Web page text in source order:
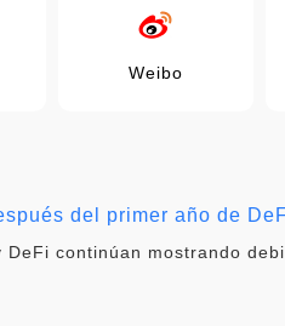
Weibo
del primer año de
continúan mostrando